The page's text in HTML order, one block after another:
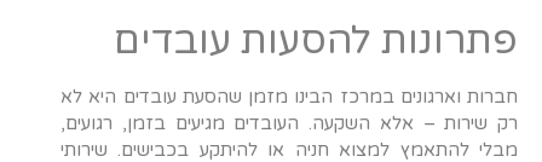
פתרונות להסעות עובדים
חברות וארגונים במרכז הבינו מזמן שהסעת עובדים היא לא
רק שירות – אלא השקעה. העובדים מגיעים בזמן, רגועים,
מבלי להתאמץ למצוא חניה או להיתקע בכבישים. שירותי